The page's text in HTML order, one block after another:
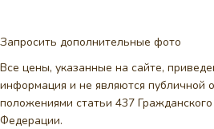
Запросить дополнительные фото
Все цены, указанные на сайте,
информация и не являются публичной
положениями статьи 437
Федерации.